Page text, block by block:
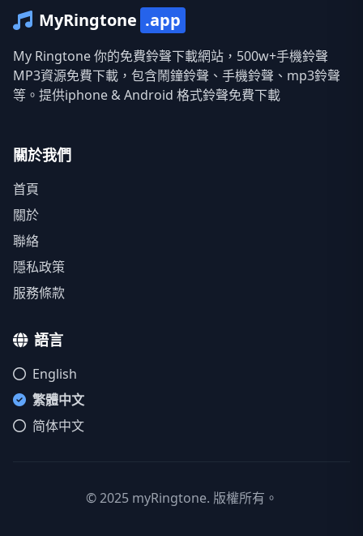
MyRingtone .app
My Ringtone 你的免費鈴聲下載網站，500w+手機鈴聲
MP3資源免費下載，包含鬧鐘鈴聲、手機鈴聲、mp3鈴聲
等。提供iphone & Android 格式鈴聲免費下載
關於我們
首頁
關於
聯絡
隱私政策
服務條款
語言
English
繁體中文
简体中文
© 2025 myRingtone. 版權所有。